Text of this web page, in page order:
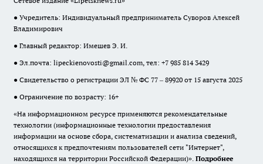
● Учредитель: Индивидуальный предприниматель Суворов Алексей
Владимирович
● Главный редактор: Имешев Э. И.
● Эл.почта: lipeckienovosti@gmail.com, тел: +7 985 814 3429
● Свидетельство о регистрации ЭЛ № ФС 77 – 89920 от 15 августа 2025
● Ограничение по возрасту: 16+
«На информационном ресурсе применяются рекомендательные
технологии (информационные технологии предоставления
информации на основе сбора, систематизации и анализа сведений,
относящихся к предпочтениям пользователей сети "Интернет",
находящихся на территории Российской Федерации)». Подробнее